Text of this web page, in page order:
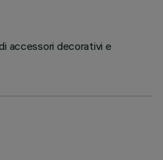
accessori decorativi e